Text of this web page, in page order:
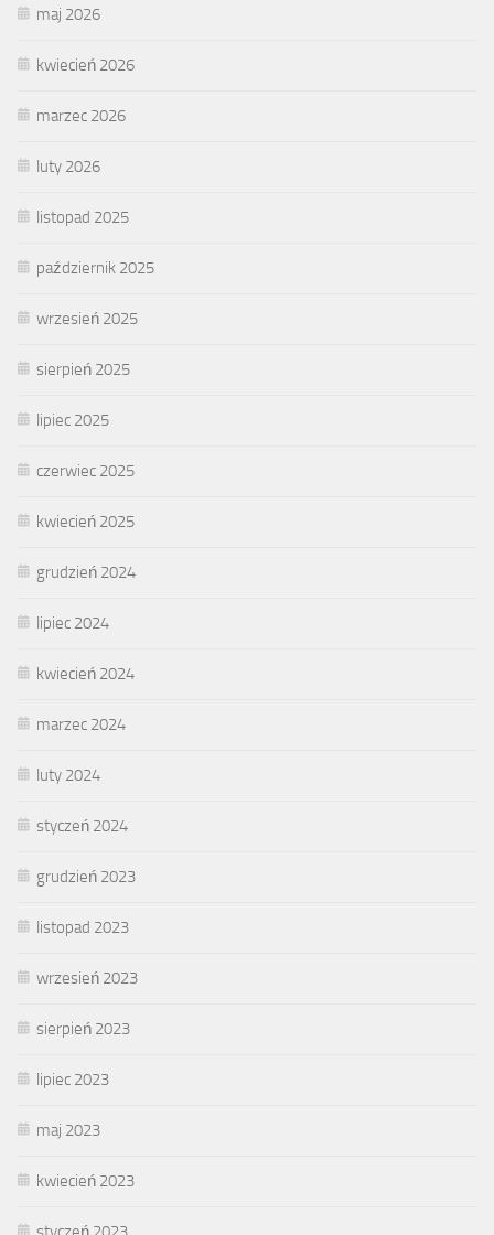
maj 2026
kwiecień 2026
marzec 2026
luty 2026
listopad 2025
październik 2025
wrzesień 2025
sierpień 2025
lipiec 2025
czerwiec 2025
kwiecień 2025
grudzień 2024
lipiec 2024
kwiecień 2024
marzec 2024
luty 2024
styczeń 2024
grudzień 2023
listopad 2023
wrzesień 2023
sierpień 2023
lipiec 2023
maj 2023
kwiecień 2023